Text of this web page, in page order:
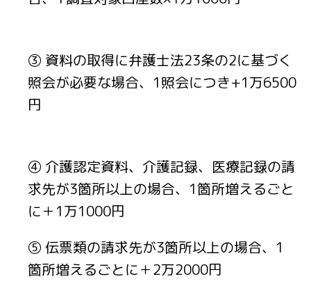
③ 資料の取得に弁護士法23条の2に基づく
照会が必要な場合、1照会につき+1万6500
円
④ 介護認定資料、介護記録、医療記録の請
求先が3箇所以上の場合、1箇所増えるごと
に＋1万1000円
⑤ 伝票類の請求先が3箇所以上の場合、1
箇所増えるごとに＋2万2000円